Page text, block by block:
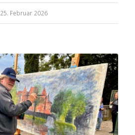
25. Februar 2026